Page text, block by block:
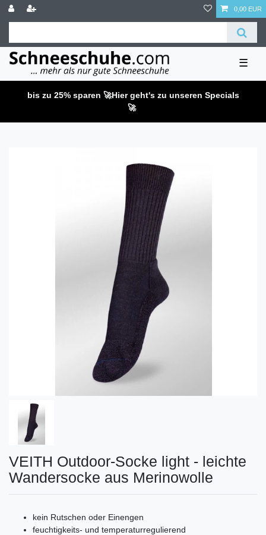
0,00 EUR
☰
bis zu 25% sparen 🚀Hier geht's zu unseren Specials
🚀
VEITH Outdoor-Socke light - leichte
Wandersocke aus Merinowolle
kein Rutschen oder Einengen
feuchtigkeits- und temperaturregulierend